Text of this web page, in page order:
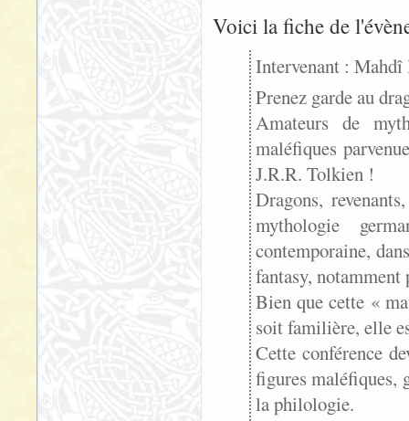
Voici la fiche de
Intervenant :
Prenez garde au
Amateurs de
maléfiques
J.R.R. Tolkien !
Dragons,
mythologie
contemporaine,
fantasy,
Bien que cette «
soit familière, elle
Cette conférence
figures maléfiques,
la philologie.